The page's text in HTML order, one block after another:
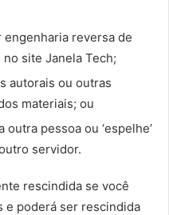
reversa de
site Janela Tech;
autorais ou outras
materiais; ou
pessoa ou ‘espelhe’
servidor.
rescindida se você
e poderá ser rescindida